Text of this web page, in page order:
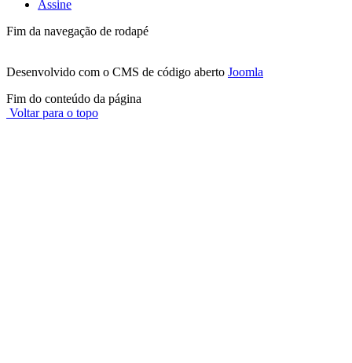
Assine
Fim da navegação de rodapé
Desenvolvido com o CMS de código aberto Joomla
Fim do conteúdo da página
Voltar para o topo